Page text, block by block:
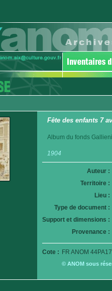
Fête des enfants 7
Album du fonds
1904
Auteur :
Territoire :
Lieu :
Type de document :
Support et dimensions :
Provenance :
Cote : FR ANOM
© ANOM sous